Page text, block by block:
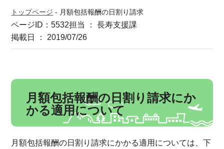
トップページ - 月額包括報酬の日割り請求
ページID：5532担当 ： 長寿支援課
掲載日 ： 2019/07/26
月額包括報酬の日割り請求にか
かる適用について
月額包括報酬の日割り請求にかかる適用については、下